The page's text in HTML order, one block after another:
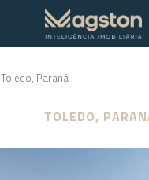
Toledo, Paraná
TOLEDO,